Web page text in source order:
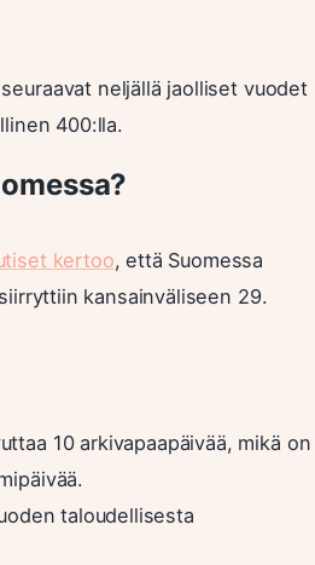
neljällä jaolliset vuodet
400:lla.
kertoo, että Suomessa
kansainväliseen 29.
10 arkivapaapäivää, mikä on
taloudellisesta